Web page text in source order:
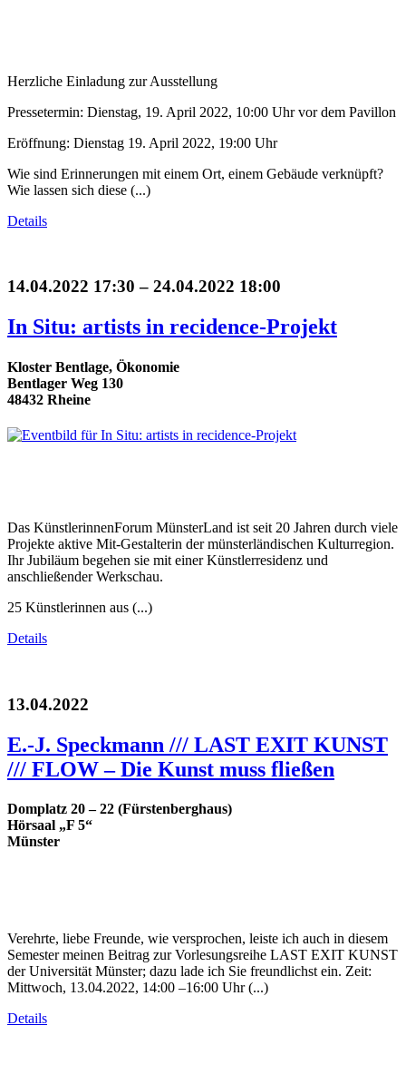
Herzliche Einladung zur Ausstellung
Pressetermin: Dienstag, 19. April 2022, 10:00 Uhr vor dem Pavillon
Eröffnung: Dienstag 19. April 2022, 19:00 Uhr
Wie sind Erinnerungen mit einem Ort, einem Gebäude verknüpft?
Wie lassen sich diese (...)
Details
14.04.2022 17:30 – 24.04.2022 18:00
In Situ: artists in recidence-Projekt
Kloster Bentlage, Ökonomie
Bentlager Weg 130
48432 Rheine
Das KünstlerinnenForum MünsterLand ist seit 20 Jahren durch viele
Projekte aktive Mit-Gestalterin der münsterländischen Kulturregion.
Ihr Jubiläum begehen sie mit einer Künstlerresidenz und
anschließender Werkschau.
25 Künstlerinnen aus (...)
Details
13.04.2022
E.-J. Speckmann /// LAST EXIT KUNST
/// FLOW – Die Kunst muss fließen
Domplatz 20 – 22 (Fürstenberghaus)
Hörsaal „F 5“
Münster
Verehrte, liebe Freunde, wie versprochen, leiste ich auch in diesem
Semester meinen Beitrag zur Vorlesungsreihe LAST EXIT KUNST
der Universität Münster; dazu lade ich Sie freundlichst ein. Zeit:
Mittwoch, 13.04.2022, 14:00 –16:00 Uhr (...)
Details